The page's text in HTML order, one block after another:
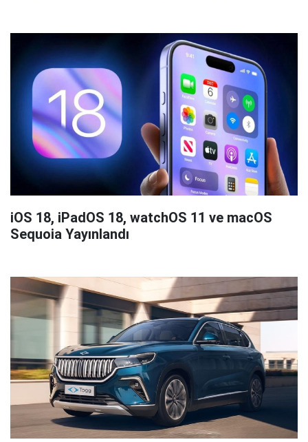
iOS 18, iPadOS 18, watchOS 11 ve macOS
Sequoia Yayınlandı